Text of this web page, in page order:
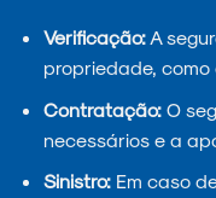
Verificação:A
propriedade,
Contratação:O
necessários e a
Sinistro:Em caso